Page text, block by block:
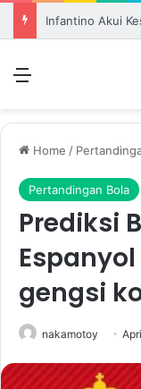
Home /
Pertandingan Bola
Prediksi
gengsi
nakamotoy